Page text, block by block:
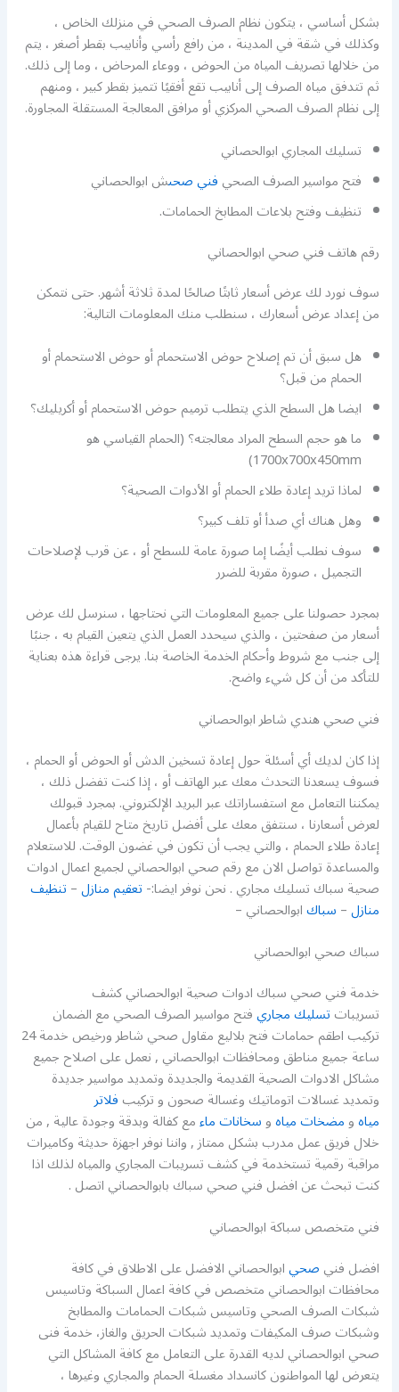
بشكل أساسي ، يتكون نظام الصرف الصحي في منزلك الخاص ،
وكذلك في شقة في المدينة ، من رافع رأسي وأنابيب بقطر أصغر ، يتم
من خلالها تصريف المياه من الحوض ، ووعاء المرحاض ، وما إلى ذلك.
ثم تتدفق مياه الصرف إلى أنابيب تقع أفقيًا تتميز بقطر كبير ، ومنهم
إلى نظام الصرف الصحي المركزي أو مرافق المعالجة المستقلة المجاورة.
تسليك المجاري ابوالحصاني
فتح مواسير الصرف الصحيفني صحىش ابوالحصاني
تنظيف وفتح بلاعات المطابخ الحمامات.
رقم هاتف فني صحي ابوالحصاني
سوف نورد لك عرض أسعار ثابتًا صالحًا لمدة ثلاثة أشهر. حتى نتمكن
من إعداد عرض أسعارك ، سنطلب منك المعلومات التالية:
هل سبق أن تم إصلاح حوض الاستحمام أو حوض الاستحمام أو
الحمام من قبل؟
ايضا هل السطح الذي يتطلب ترميم حوض الاستحمام أو أكريليك؟
ما هو حجم السطح المراد معالجته؟ (الحمام القياسي هو
1700x700x450mm)
لماذا تريد إعادة طلاء الحمام أو الأدوات الصحية؟
وهل هناك أي صدأ أو تلف كبير؟
سوف نطلب أيضًا إما صورة عامة للسطح أو ، عن قرب لإصلاحات
التجميل ، صورة مقربة للضرر
بمجرد حصولنا على جميع المعلومات التي نحتاجها ، سنرسل لك عرض
أسعار من صفحتين ، والذي سيحدد العمل الذي يتعين القيام به ، جنبًا
إلى جنب مع شروط وأحكام الخدمة الخاصة بنا. يرجى قراءة هذه بعناية
للتأكد من أن كل شيء واضح.
فني صحي هندي شاطر ابوالحصاني
إذا كان لديك أي أسئلة حول إعادة تسخين الدش أو الحوض أو الحمام ،
فسوف يسعدنا التحدث معك عبر الهاتف أو ، إذا كنت تفضل ذلك ،
يمكننا التعامل مع استفساراتك عبر البريد الإلكتروني. بمجرد قبولك
لعرض أسعارنا ، سنتفق معك على أفضل تاريخ متاح للقيام بأعمال
إعادة طلاء الحمام ، والتي يجب أن تكون في غضون الوقت. للاستعلام
والمساعدة تواصل الان مع رقم صحي ابوالحصاني لجميع اعمال ادوات
صحية سباك تسليك مجاري . نحن نوفر ايضا:-تعقيم منازل–تنظيف
منازل–سباكابوالحصاني –
سباك صحي ابوالحصاني
خدمة فني صحي سباك ادوات صحية ابوالحصاني كشف
تسريباتتسليك مجاريفتح مواسير الصرف الصحي مع الضمان
تركيب اطقم حمامات فتح بلاليع مقاول صحي شاطر ورخيص خدمة 24
ساعة جميع مناطق ومحافظات ابوالحصاني , نعمل على اصلاح جميع
مشاكل الادوات الصحية القديمة والجديدة وتمديد مواسير جديدة
وتمديد غسالات اتوماتيك وغسالة صحون و تركيبفلاتر
مياهومضخات مياهوسخانات ماءمع كفالة وبدقة وجودة عالية , من
خلال فريق عمل مدرب بشكل ممتاز , واننا نوفر اجهزة حديثة وكاميرات
مراقبة رقمية تستخدمة في كشف تسريبات المجاري والمياه لذلك اذا
كنت تبحث عن افضل فني صحي سباك بابوالحصاني اتصل .
فني متخصص سباكة ابوالحصاني
افضل فنيصحيابوالحصاني الافضل على الاطلاق في كافة
محافظات ابوالحصاني متخصص في كافة اعمال السباكة وتاسيس
شبكات الصرف الصحي وتاسيس شبكات الحمامات والمطابخ
وشبكات صرف المكيفات وتمديد شبكات الحريق والغاز، خدمة فنى
صحي ابوالحصاني لديه القدرة على التعامل مع كافة المشاكل التي
يتعرض لها المواطنون كانسداد مغسلة الحمام والمجاري وغيرها ،